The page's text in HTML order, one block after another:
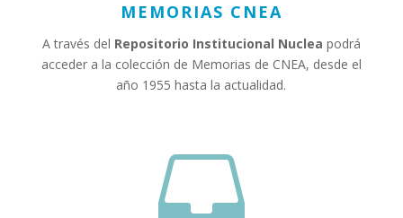
MEMORIAS CNEA
A través del Repositorio Institucional Nuclea podrá
acceder a la colección de Memorias de CNEA, desde el
año 1955 hasta la actualidad.
